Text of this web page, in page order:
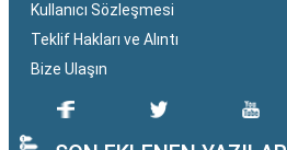
Kullanıcı Sözleşmesi
Teklif Hakları ve Alıntı
Bize Ulaşın